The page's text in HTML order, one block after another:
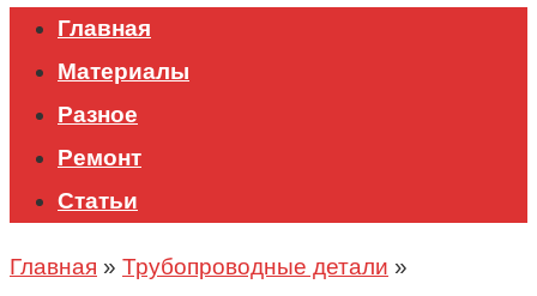
Главная
Материалы
Разное
Ремонт
Статьи
Главная » Трубопроводные детали »